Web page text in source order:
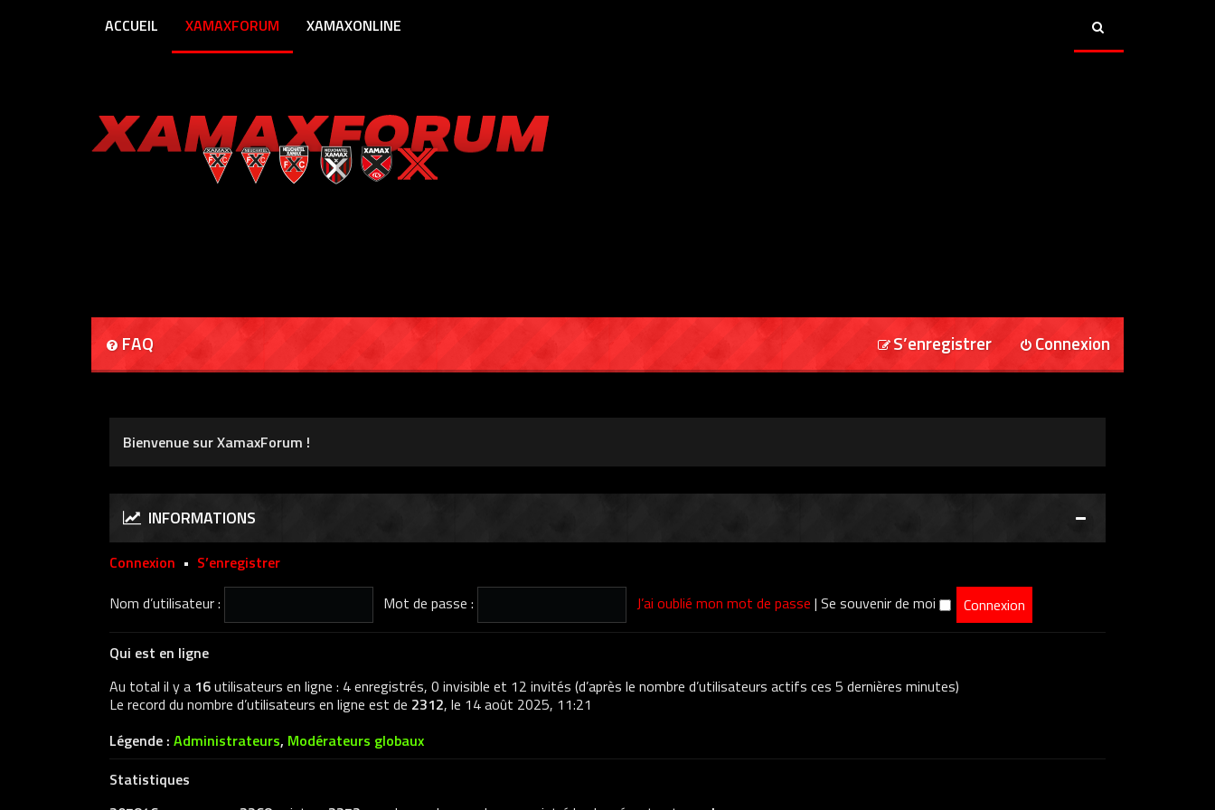
ACCUEIL XAMAXFORUM XAMAXONLINE
FAQ Connexion
S’enregistrer
Bienvenue sur XamaxForum !
INFORMATIONS
Connexion • S’enregistrer
Nom d’utilisateur :
Mot de passe : J’ai oublié mon mot de passe | Se souvenir de moi
Qui est en ligne
Au total il y a 16utilisateurs en ligne : 4 enregistrés, 0 invisible et 12 invités (d’après le nombre d’utilisateurs actifs ces 5 dernières minutes)
Le record du nombre d’utilisateurs en ligne est de 2312, le 14 août 2025, 11:21
Légende : Administrateurs, Modérateurs globaux
Statistiques